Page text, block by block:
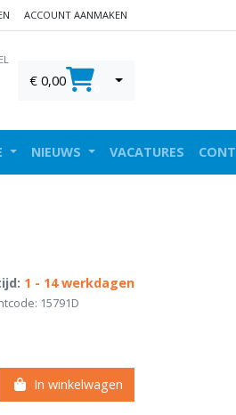
ACCOUNT AANMAKEN
€ 0,00
NIEUWS VACATURES
1 - 14 werkdagen
15791D
In winkelwagen